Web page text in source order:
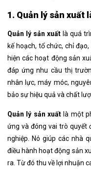
1. Quản lý sản xuất
Quản lý sản xuất là quá
kế hoạch, tổ chức, chỉ
hiện các hoạt động sản
đáp ứng nhu cầu thị
nhân lực, máy móc,
bảo sự hiệu quả và chất
Quản lý sản xuấtlà một
ứng và đóng vai trò quyết
nghiệp. Nó giúp các nhà
điều hành hoạt động sản
ra. Từ đó thu về lợi nhuận